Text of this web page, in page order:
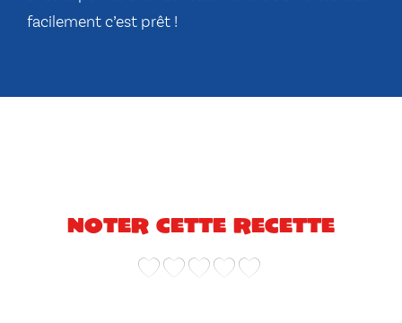
facilement c’est prêt !
Noter cette recette